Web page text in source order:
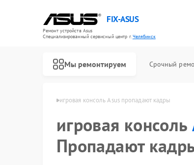
FIX-ASUS
Ремонт устройств Asus
Специализированный cервисный центр г.Челябинск
Мы ремонтируем Срочный
игровая консоль Asus пропадают кадры
игровая консоль
Пропадают